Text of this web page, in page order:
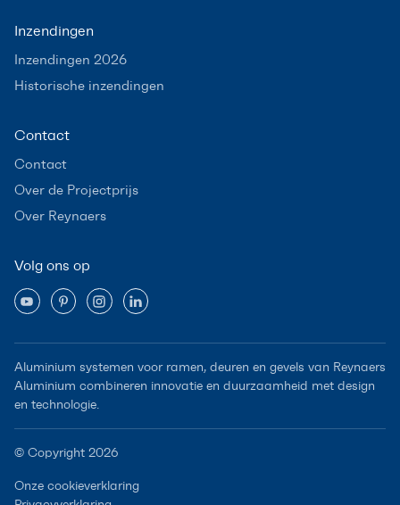
Inzendingen
Inzendingen 2026
Historische inzendingen
Contact
Contact
Over de Projectprijs
Over Reynaers
Volg ons op
Aluminium systemen voor ramen, deuren en gevels van Reynaers
Aluminium combineren innovatie en duurzaamheid met design
en technologie.
© Copyright 2026
Onze cookieverklaring